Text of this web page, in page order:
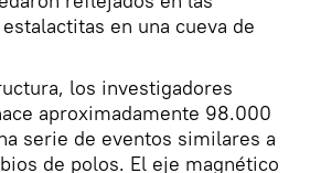
en una cueva de
los investigadores
aproximadamente 98.000
serie de eventos similares a
de polos. El eje magnético